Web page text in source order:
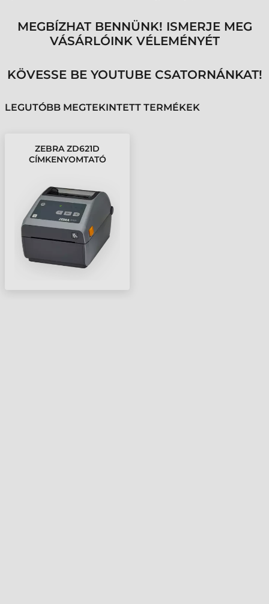
MEGBÍZHAT BENNÜNK! ISMERJE MEG
VÁSÁRLÓINK VÉLEMÉNYÉT
KÖVESSE BE YOUTUBE CSATORNÁNKAT!
LEGUTÓBB MEGTEKINTETT TERMÉKEK
ZEBRA ZD621D
CÍMKENYOMTATÓ